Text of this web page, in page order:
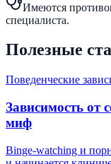
Имеются
специалиста.
Полезные
Поведенческие
Зависимость от
миф
Binge-watching и